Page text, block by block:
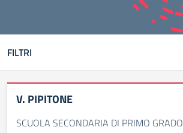
FILTRI
V. PIPITONE
SCUOLA SECONDARIA DI PRIMO GRADO